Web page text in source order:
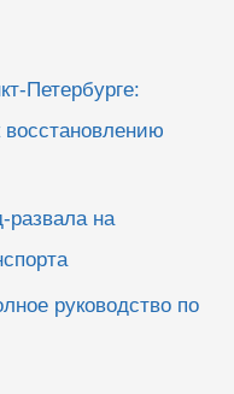
Петербурге:
развала на
руководство по